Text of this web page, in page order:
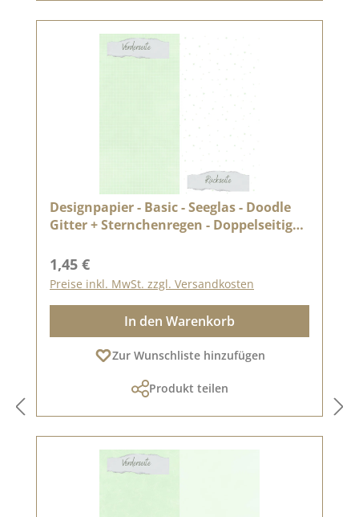
Designpapier - Basic - Seeglas - Doodle
Gitter + Sternchenregen - Doppelseitig
Regulärer Preis:
1,45 €
Preise inkl. MwSt. zzgl. Versandkosten
In den Warenkorb
Zur Wunschliste hinzufügen
Produkt teilen